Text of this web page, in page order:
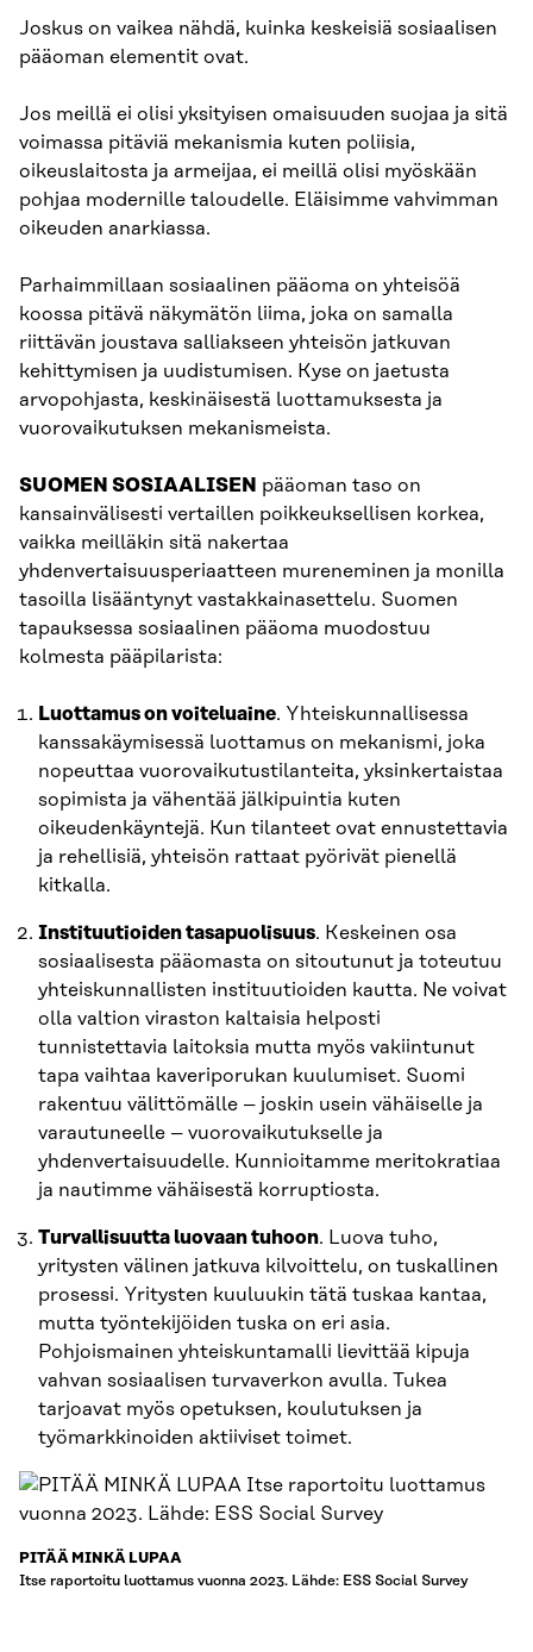
Joskus on vaikea nähdä, kuinka keskeisiä sosiaalisen
pääoman elementit ovat.
Jos meillä ei olisi yksityisen omaisuuden suojaa ja sitä
voimassa pitäviä mekanismia kuten poliisia,
oikeuslaitosta ja armeijaa, ei meillä olisi myöskään
pohjaa modernille taloudelle. Eläisimme vahvimman
oikeuden anarkiassa.
Parhaimmillaan sosiaalinen pääoma on yhteisöä
koossa pitävä näkymätön liima, joka on samalla
riittävän joustava salliakseen yhteisön jatkuvan
kehittymisen ja uudistumisen. Kyse on jaetusta
arvopohjasta, keskinäisestä luottamuksesta ja
vuorovaikutuksen mekanismeista.
SUOMEN SOSIAALISEN pääoman taso on
kansainvälisesti vertaillen poikkeuksellisen korkea,
vaikka meilläkin sitä nakertaa
yhdenvertaisuusperiaatteen mureneminen ja monilla
tasoilla lisääntynyt vastakkainasettelu. Suomen
tapauksessa sosiaalinen pääoma muodostuu
kolmesta pääpilarista:
Luottamus on voiteluaine. Yhteiskunnallisessa
kanssakäymisessä luottamus on mekanismi, joka
nopeuttaa vuorovaikutustilanteita, yksinkertaistaa
sopimista ja vähentää jälkipuintia kuten
oikeudenkäyntejä. Kun tilanteet ovat ennustettavia
ja rehellisiä, yhteisön rattaat pyörivät pienellä
kitkalla.
Instituutioiden tasapuolisuus. Keskeinen osa
sosiaalisesta pääomasta on sitoutunut ja toteutuu
yhteiskunnallisten instituutioiden kautta. Ne voivat
olla valtion viraston kaltaisia helposti
tunnistettavia laitoksia mutta myös vakiintunut
tapa vaihtaa kaveriporukan kuulumiset. Suomi
rakentuu välittömälle – joskin usein vähäiselle ja
varautuneelle – vuorovaikutukselle ja
yhdenvertaisuudelle. Kunnioitamme meritokratiaa
ja nautimme vähäisestä korruptiosta.
Turvallisuutta luovaan tuhoon. Luova tuho,
yritysten välinen jatkuva kilvoittelu, on tuskallinen
prosessi. Yritysten kuuluukin tätä tuskaa kantaa,
mutta työntekijöiden tuska on eri asia.
Pohjoismainen yhteiskuntamalli lievittää kipuja
vahvan sosiaalisen turvaverkon avulla. Tukea
tarjoavat myös opetuksen, koulutuksen ja
työmarkkinoiden aktiiviset toimet.
PITÄÄ MINKÄ LUPAA
Itse raportoitu luottamus vuonna 2023. Lähde: ESS Social Survey